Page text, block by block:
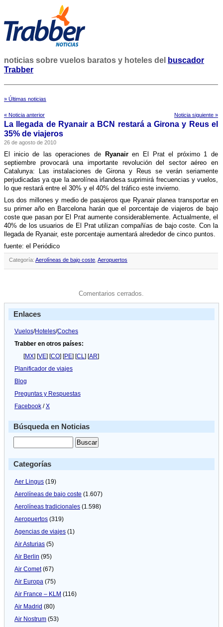
noticias sobre vuelos baratos y hoteles del
buscador
Trabber
» Últimas noticias
« Noticia anterior Noticia siguiente »
La llegada de Ryanair a BCN restará a Girona y Reus el
35% de viajeros
26 de agosto de 2010
El inicio de las operaciones de Ryanairen El Prat el próximo 1 de
septiembre provocará una importante revolución del sector aéreo en
Catalunya: Las instalaciones de Girona y Reus se verán seriamente
perjudicadas ya que la aerolí­nea irlandesa suprimirá frecuencias y vuelos,
lo que restará entre el 30% y el 40% del tráfico este invierno.
Los dos millones y medio de pasajeros que Ryanair planea transportar en
su primer año en Barcelona harán que el porcentaje de viajeros de bajo
coste que pasan por El Prat aumente considerablemente. Actualmente, el
40% de los usuarios de El Prat utilizan compañí­as de bajo coste. Con la
llegada de Ryanair, este porcentaje aumentará alrededor de cinco puntos.
fuente: el Periódico
Categoría: Aerolíneas de bajo coste Aeropuertos
Comentarios cerrados.
Enlaces
Vuelos/Hoteles/Coches
Trabber en otros países:
[MX] [VE] [CO] [PE] [CL] [AR]
Planificador de viajes
Blog
Preguntas y Respuestas
Facebook /X
Búsqueda en Noticias
Categorías
Aer Lingus (19)
Aerolíneas de bajo coste (1.607)
Aerolíneas tradicionales (1.598)
Aeropuertos (319)
Agencias de viajes (1)
Air Asturias (5)
Air Berlin (95)
Air Comet(67)
Air Europa (75)
Air France – KLM (116)
Air Madrid (80)
Air Nostrum (53)